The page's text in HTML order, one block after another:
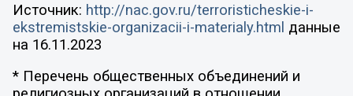
Источник: http://nac.gov.ru/terroristicheskie-i-
ekstremistskie-organizacii-i-materialy.html данные
на 16.11.2023
* Перечень общественных объединений и